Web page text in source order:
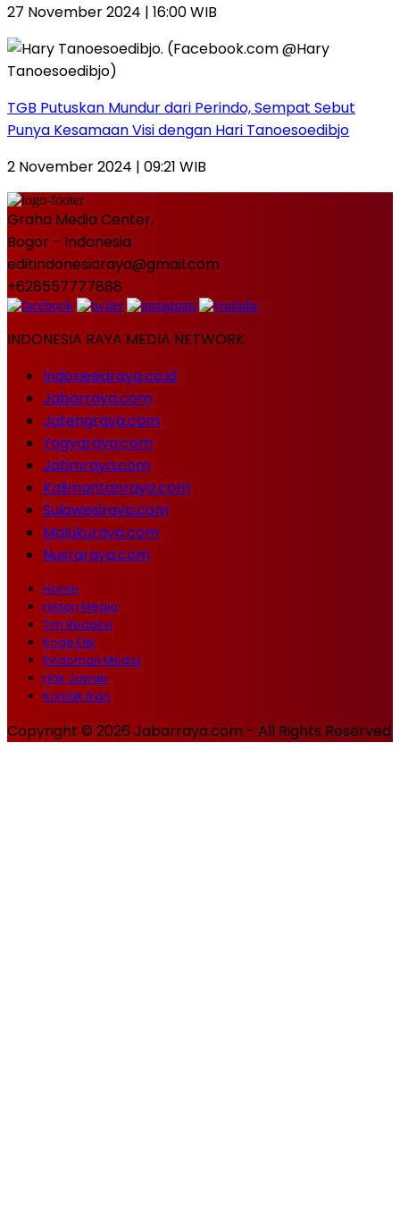
27 November 2024 | 16:00 WIB
TGB Putuskan Mundur dari Perindo, Sempat Sebut
Punya Kesamaan Visi dengan Hari Tanoesoedibjo
2 November 2024 | 09:21 WIB
Graha Media Center,
Bogor - Indonesia
editindonesiaraya@gmail.com
+628557777888
INDONESIA RAYA MEDIA NETWORK
Indonesiaraya.co.id
Jabarraya.com
Jatengraya.com
Yogyaraya.com
Jatimraya.com
Kalimantanraya.com
Sulawesiraya.com
Malukuraya.com
Nusraraya.com
Home
Histori Media
Tim Redaksi
Kode Etik
Pedoman Media
Hak Jawab
Kontak Ikan
Copyright © 2026 Jabarraya.com - All Rights Reserved